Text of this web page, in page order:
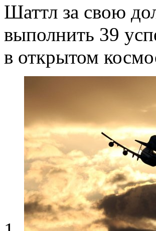
Шаттл за свою
выполнить 39
в открытом